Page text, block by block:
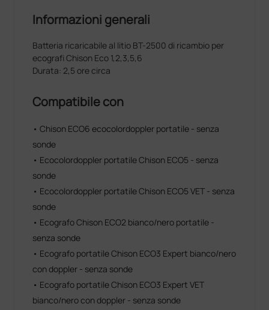
Informazioni generali
Batteria ricaricabile al litio BT-2500 di ricambio per
ecografi Chison Eco 1,2,3,5,6
Durata: 2,5 ore circa
Compatibile con
• Chison ECO6 ecocolordoppler portatile - senza
sonde
• Ecocolordoppler portatile Chison ECO5 - senza
sonde
• Ecocolordoppler portatile Chison ECO5 VET - senza
sonde
• Ecografo Chison ECO2 bianco/nero portatile -
senza sonde
• Ecografo portatile Chison ECO3 Expert bianco/nero
con doppler - senza sonde
• Ecografo portatile Chison ECO3 Expert VET
bianco/nero con doppler - senza sonde